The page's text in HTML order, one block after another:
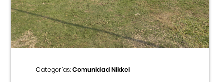
Centro Cultural Peruano Japonés
Cursos
Museo de la Inmigración Japonesa
Categorías:Comunidad Nikkei